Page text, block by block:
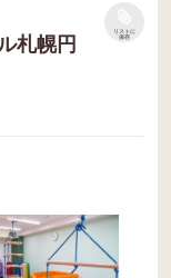
札幌円
リストに
保存